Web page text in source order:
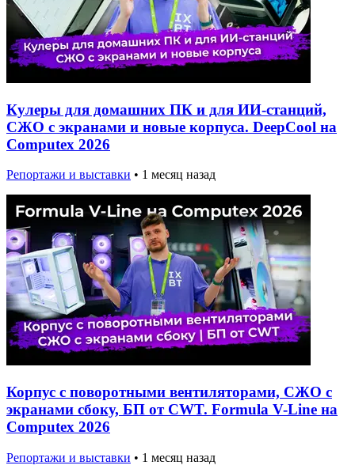
Кулеры для домашних ПК и для ИИ-станций,
СЖО с экранами и новые корпуса. DeepCool на
Computex 2026
Репортажи и выставки • 1 месяц назад
Корпус с поворотными вентиляторами, СЖО с
экранами сбоку, БП от CWT. Formula V-Line на
Computex 2026
Репортажи и выставки • 1 месяц назад